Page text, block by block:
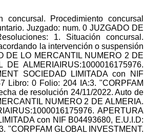
Procedimiento concursal
Juzgado: num. 0 JUZGADO DE
1. Situación concursal.
la intervención o suspensión
DE LO MERCANTIL NUMERO 2 DE
ALMERIAIRUS:1000016175976.
SOCIEDAD LIMITADA con NIF
Libro: 0 Folio: 204 IA:3. "CORPFAM
de resolución 24/11/2022. Auto de
NUMERO 2 DE ALMERIA.
APERTURA
con NIF B04493680, E.U.I.D:
"CORPFAM GLOBAL INVESTMENT.